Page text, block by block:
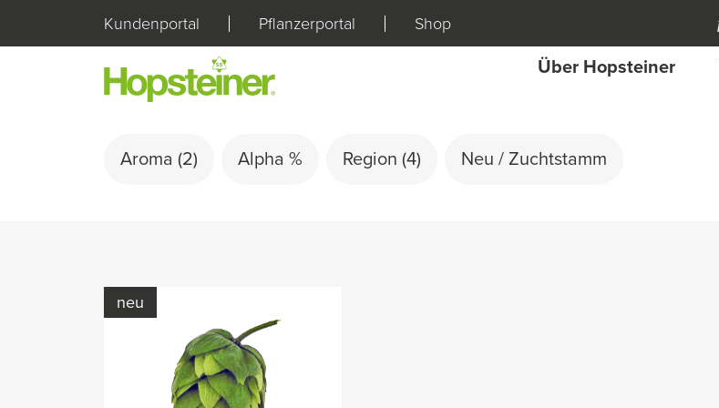
Kundenportal Pflanzerportal Shop
Über Hopsteiner
Aroma (2) Alpha % Region (4) Neu / Zuchtstamm
neu